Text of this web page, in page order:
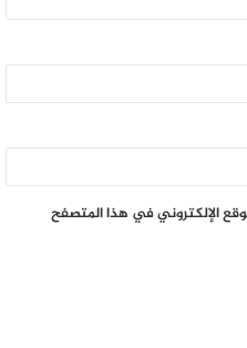
الإلكتروني في هذا المتصفح